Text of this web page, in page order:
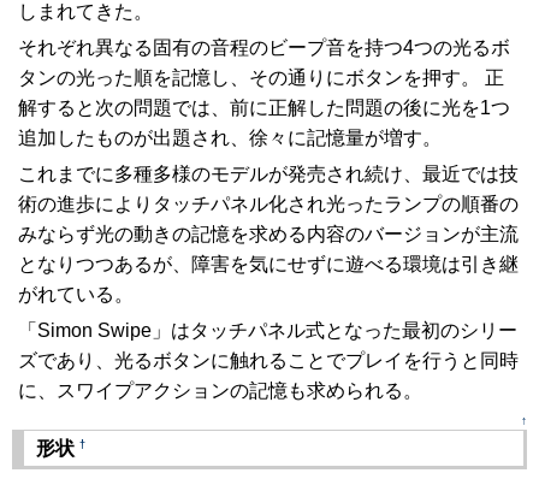
しまれてきた。
それぞれ異なる固有の音程のビープ音を持つ4つの光るボ
タンの光った順を記憶し、その通りにボタンを押す。 正
解すると次の問題では、前に正解した問題の後に光を1つ
追加したものが出題され、徐々に記憶量が増す。
これまでに多種多様のモデルが発売され続け、最近では技
術の進歩によりタッチパネル化され光ったランプの順番の
みならず光の動きの記憶を求める内容のバージョンが主流
となりつつあるが、障害を気にせずに遊べる環境は引き継
がれている。
「Simon Swipe」はタッチパネル式となった最初のシリー
ズであり、光るボタンに触れることでプレイを行うと同時
に、スワイプアクションの記憶も求められる。
↑
形状 †